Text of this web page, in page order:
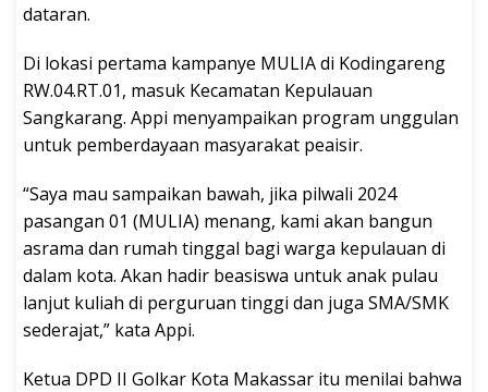
dataran.
Di lokasi pertama kampanye MULIA di Kodingareng
RW.04.RT.01, masuk Kecamatan Kepulauan
Sangkarang. Appi menyampaikan program unggulan
untuk pemberdayaan masyarakat peaisir.
“Saya mau sampaikan bawah, jika pilwali 2024
pasangan 01 (MULIA) menang, kami akan bangun
asrama dan rumah tinggal bagi warga kepulauan di
dalam kota. Akan hadir beasiswa untuk anak pulau
lanjut kuliah di perguruan tinggi dan juga SMA/SMK
sederajat,” kata Appi.
Ketua DPD II Golkar Kota Makassar itu menilai bahwa